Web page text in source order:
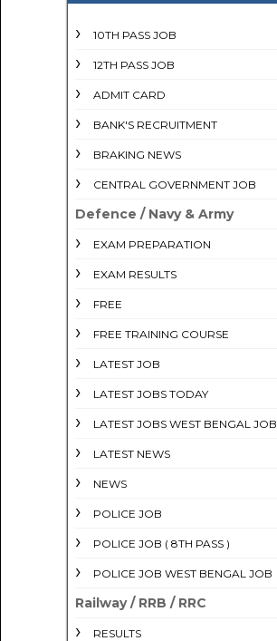
10TH PASS JOB
12TH PASS JOB
ADMIT CARD
BANK'S RECRUITMENT
BRAKING NEWS
CENTRAL GOVERNMENT JOB
Defence / Navy & Army
EXAM PREPARATION
EXAM RESULTS
FREE
FREE TRAINING COURSE
LATEST JOB
LATEST JOBS TODAY
LATEST JOBS WEST BENGAL JOB
LATEST NEWS
NEWS
POLICE JOB
POLICE JOB ( 8TH PASS )
POLICE JOB WEST BENGAL JOB
Railway / RRB / RRC
RESULTS